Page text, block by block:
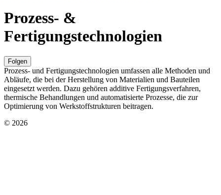
Prozess- &
Fertigungstechnologien
Folgen
Prozess- und Fertigungstechnologien umfassen alle Methoden und
Abläufe, die bei der Herstellung von Materialien und Bauteilen
eingesetzt werden. Dazu gehören additive Fertigungsverfahren,
thermische Behandlungen und automatisierte Prozesse, die zur
Optimierung von Werkstoffstrukturen beitragen.
© 2026